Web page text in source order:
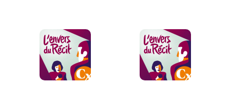
confidentialitepour plus d'informations.